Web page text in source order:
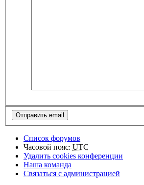
Список форумов
Часовой пояс: UTC
Удалить cookies конференции
Наша команда
Связаться с администрацией